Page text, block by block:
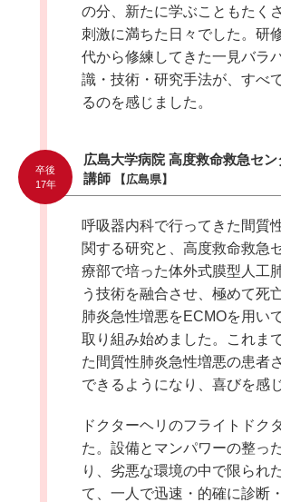
の分、新たに学ぶこともたく
刺激に満ちた日々でした。研
代から修練してきた一見バラ
識・技術・研究手法が、すべ
るのを感じました。
卒後
17年
広島大学病院 高度救命救急セ
講師
【広島県】
呼吸器内科で行ってきた間質
関する研究と、高度救命救急
療部で培った体外式膜型人工
う技術を融合させ、極めて死
肺炎急性増悪をECMOを用い
取り組み始めました。これま
た間質性肺炎急性増悪の患者
できるようになり、喜びを感
ドクターヘリのフライトドク
た。設備とマンパワーの整っ
り、劣悪な環境の中で限られ
て、一人で迅速・的確に診断